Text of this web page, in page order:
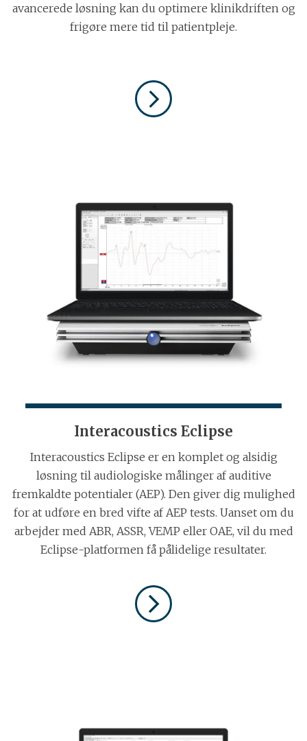
avancerede løsning kan du optimere klinikdriften og
frigøre mere tid til patientpleje.
Interacoustics Eclipse
Interacoustics Eclipse er en komplet og alsidig
løsning til audiologiske målinger af auditive
fremkaldte potentialer (AEP). Den giver dig mulighed
for at udføre en bred vifte af AEP tests. Uanset om du
arbejder med ABR, ASSR, VEMP eller OAE, vil du med
Eclipse-platformen få pålidelige resultater.